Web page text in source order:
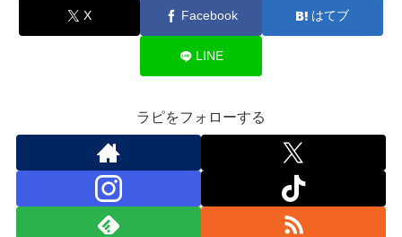
X Facebook はてブ
LINE
ラピをフォローする